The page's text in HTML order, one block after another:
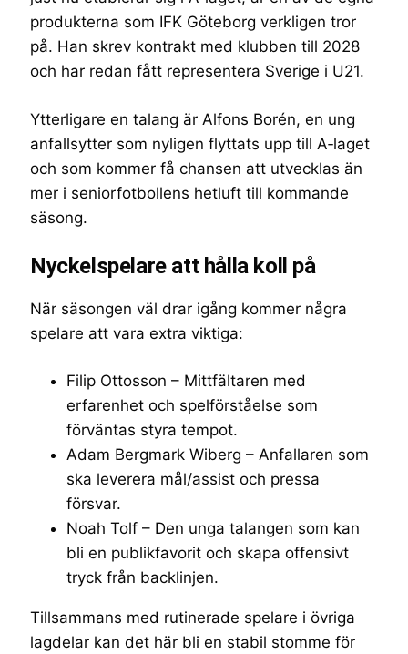
produkterna som IFK Göteborg verkligen tror
på. Han skrev kontrakt med klubben till 2028
och har redan fått representera Sverige i U21.
Ytterligare en talang är Alfons Borén, en ung
anfallsytter som nyligen flyttats upp till A‑laget
och som kommer få chansen att utvecklas än
mer i seniorfotbollens hetluft till kommande
säsong.
Nyckelspelare att hålla koll på
När säsongen väl drar igång kommer några
spelare att vara extra viktiga:
Filip Ottosson – Mittfältaren med
erfarenhet och spelförståelse som
förväntas styra tempot.
Adam Bergmark Wiberg – Anfallaren som
ska leverera mål/assist och pressa
försvar.
Noah Tolf – Den unga talangen som kan
bli en publikfavorit och skapa offensivt
tryck från backlinjen.
Tillsammans med rutinerade spelare i övriga
lagdelar kan det här bli en stabil stomme för